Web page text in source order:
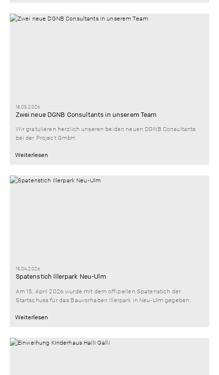
18.05.2026
Zwei neue DGNB Consultants in unserem Team
Wir gratulieren herzlich unseren beiden neuen DGNB Consultants
bei der Project GmbH.
Weiterlesen
15.04.2026
Spatenstich Illerpark Neu-Ulm
Am 15. April 2026 wurde mit dem offiziellen Spatenstich der
Startschuss für das Bauvorhaben Illerpark in Neu‑Ulm gegeben.
Weiterlesen